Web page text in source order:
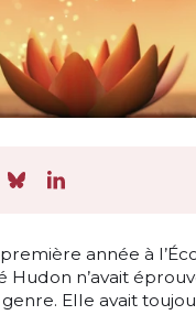
année à
Hudon n’avait
Elle avait